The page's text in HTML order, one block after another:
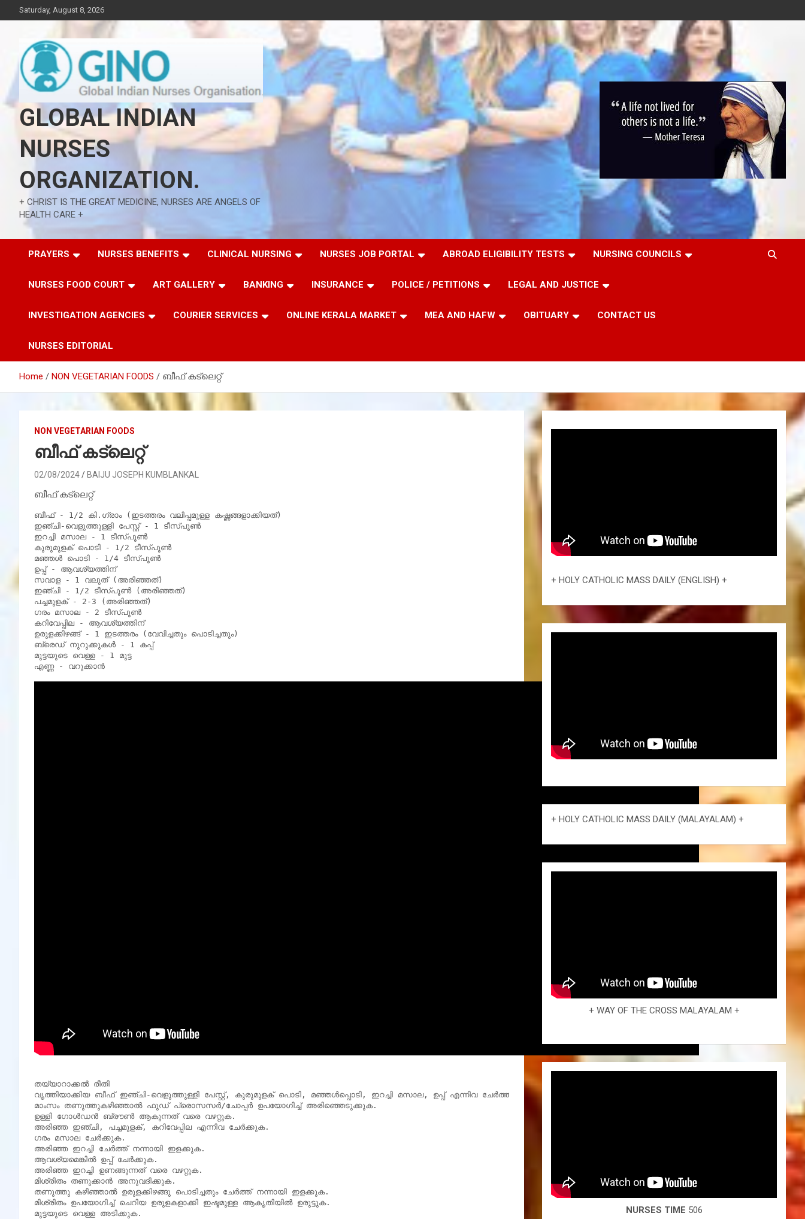
to
Saturday, August 8, 2026
GLOBAL INDIAN
NURSES
ORGANIZATION.
+ CHRIST IS THE GREAT MEDICINE, NURSES ARE ANGELS OF
HEALTH CARE +
PRAYERS NURSES BENEFITS CLINICAL NURSING NURSES JOB PORTAL ABROAD ELIGIBILITY TESTS NURSING COUNCILS
NURSES FOOD COURT ART GALLERY BANKING INSURANCE POLICE / PETITIONS LEGAL AND JUSTICE
INVESTIGATION AGENCIES COURIER SERVICES ONLINE KERALA MARKET MEA AND HAFW OBITUARY CONTACT US
NURSES EDITORIAL
Home NON VEGETARIAN FOODS ബീഫ് കട്ലെറ്റ്
NON VEGETARIAN FOODS
ബീഫ് കട്ലെറ്റ്
02/08/2024 BAIJU JOSEPH KUMBLANKAL
ബീഫ് കട്ലെറ്റ്
ബീഫ് - 1/2 കി.ഗ്രാം (ഇടത്തരം വലിപ്പമുള്ള കഷ്ണങ്ങളാക്കിയത്)
ഇഞ്ചി-വെളുത്തുള്ളി പേസ്റ്റ് - 1 ടീസ്പൂൺ
ഇറച്ചി മസാല - 1 ടീസ്പൂൺ
കുരുമുളക് പൊടി - 1/2 ടീസ്പൂൺ
മഞ്ഞൾ പൊടി - 1/4 ടീസ്പൂൺ
ഉപ്പ് - ആവശ്യത്തിന്
സവാള - 1 വലുത് (അരിഞ്ഞത്)
ഇഞ്ചി - 1/2 ടീസ്പൂൺ (അരിഞ്ഞത്)
പച്ചമുളക് - 2-3 (അരിഞ്ഞത്)
ഗരം മസാല - 2 ടീസ്പൂൺ
കറിവേപ്പില - ആവശ്യത്തിന്
ഉരുളക്കിഴങ്ങ് - 1 ഇടത്തരം (വേവിച്ചതും പൊടിച്ചതും)
ബ്രെഡ് നുറുക്കുകൾ - 1 കപ്പ്
മുട്ടയുടെ വെള്ള - 1 മുട്ട
തയ്യാറാക്കൽ രീതി
വൃത്തിയാക്കിയ ബീഫ് ഇഞ്ചി-വെളുത്തുള്ളി പേസ്റ്റ്, കുരുമുളക് പൊടി, മഞ്ഞൾപ്പൊടി, ഇറച്ചി മസാല, ഉപ്പ് എന്നിവ ചേർത്ത് വേവിക്കുക.
മാംസം തണുത്തുകഴിഞ്ഞാൽ ഫുഡ് പ്രൊസസർ/ചോപ്പർ ഉപയോഗിച്ച് അരിഞ്ഞെടുക്കുക.
ഉള്ളി ഗോൾഡൻ ബ്രൗൺ ആകുന്നത് വരെ വഴറ്റുക.
അരിഞ്ഞ ഇഞ്ചി, പച്ചമുളക്, കറിവേപ്പില എന്നിവ ചേർക്കുക.
ഗരം മസാല ചേർക്കുക.
അരിഞ്ഞ ഇറച്ചി ചേർത്ത് നന്നായി ഇളക്കുക.
ആവശ്യമെങ്കിൽ ഉപ്പ് ചേർക്കുക.
അരിഞ്ഞ ഇറച്ചി ഉണങ്ങുന്നത് വരെ വഴറ്റുക.
മിശ്രിതം തണുക്കാൻ അനുവദിക്കുക.
തണുത്തു കഴിഞ്ഞാൽ ഉരുളക്കിഴങ്ങു പൊടിച്ചതും ചേർത്ത് നന്നായി ഇളക്കുക.
മിശ്രിതം ഉപയോഗിച്ച് ചെറിയ ഉരുളകളാക്കി ഇഷ്ടമുള്ള ആകൃതിയിൽ ഉരുട്ടുക.
മുട്ടയുടെ വെള്ള അടിക്കുക.
+ HOLY CATHOLIC MASS DAILY (ENGLISH) +
+ HOLY CATHOLIC MASS DAILY (MALAYALAM) +
+ WAY OF THE CROSS MALAYALAM +
NURSES TIME 506